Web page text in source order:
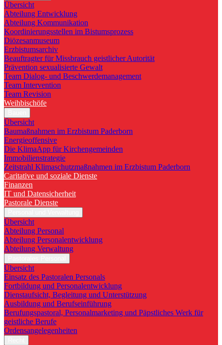
Übersicht
Abteilung Entwicklung
Abteilung Kommunikation
Koordinierungsstellen im Bistumsprozess
Diözesanmuseum
Erzbistumsarchiv
Beauftragter für Missbrauch geistlicher Autorität
Prävention sexualisierte Gewalt
Team Dialog- und Beschwerdemanagement
Team Intervention
Team Revision
Weihbischöfe
Übersicht
Baumaßnahmen im Erzbistum Paderborn
Energieoffensive
Die KlimaApp für Kirchengemeinden
Immobilienstrategie
Zeitstrahl Klimaschutzmaßnahmen im Erzbistum Paderborn
Caritative und soziale Dienste
Finanzen
IT und Datensicherheit
Pastorale Dienste
Übersicht
Abteilung Personal
Abteilung Personalentwicklung
Abteilung Verwaltung
Übersicht
Einsatz des Pastoralen Personals
Fortbildung und Personalentwicklung
Dienstaufsicht, Begleitung und Unterstützung
Ausbildung und Berufseinführung
Berufungspastoral, Personalmarketing und Päpstliches Werk für
geistliche Berufe
Ordensangelegenheiten